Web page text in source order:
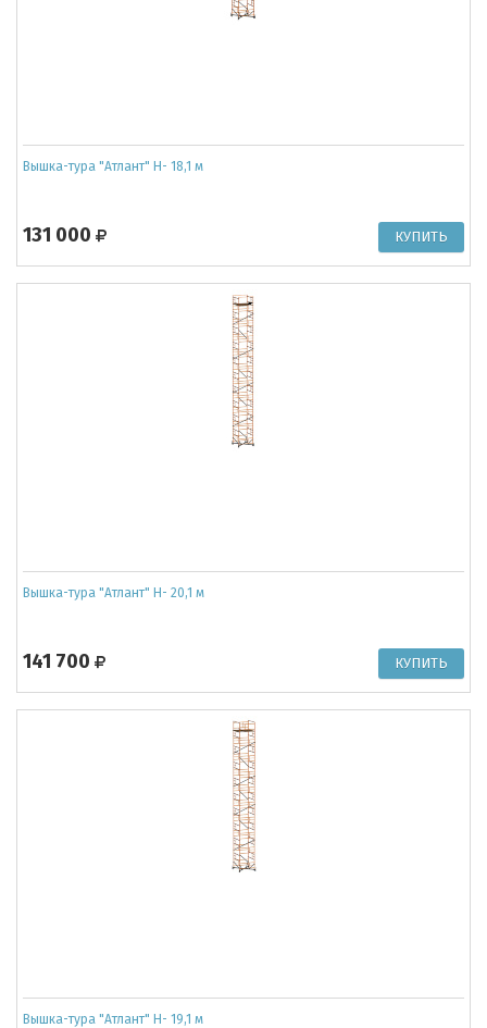
Вышка-тура "Атлант" Н- 18,1 м
131 000
Вышка-тура "Атлант" Н- 20,1 м
141 700
Вышка-тура "Атлант" Н- 19,1 м